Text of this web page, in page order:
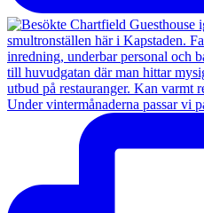
Under vintermånaderna passar vi